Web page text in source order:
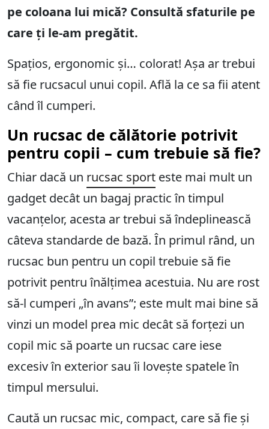
pe coloana lui mică? Consultă sfaturile pe
care ți le-am pregătit.
Spațios, ergonomic și… colorat! Așa ar trebui
să fie rucsacul unui copil. Află la ce sa fii atent
când îl cumperi.
Un rucsac de călătorie potrivit
pentru copii – cum trebuie să fie?
Chiar dacă un rucsac sport este mai mult un
gadget decât un bagaj practic în timpul
vacanțelor, acesta ar trebui să îndeplinească
câteva standarde de bază. În primul rând, un
rucsac bun pentru un copil trebuie să fie
potrivit pentru înălțimea acestuia. Nu are rost
să-l cumperi „în avans”; este mult mai bine să
vinzi un model prea mic decât să forțezi un
copil mic să poarte un rucsac care iese
excesiv în exterior sau îi lovește spatele în
timpul mersului.
Caută un rucsac mic, compact, care să fie și